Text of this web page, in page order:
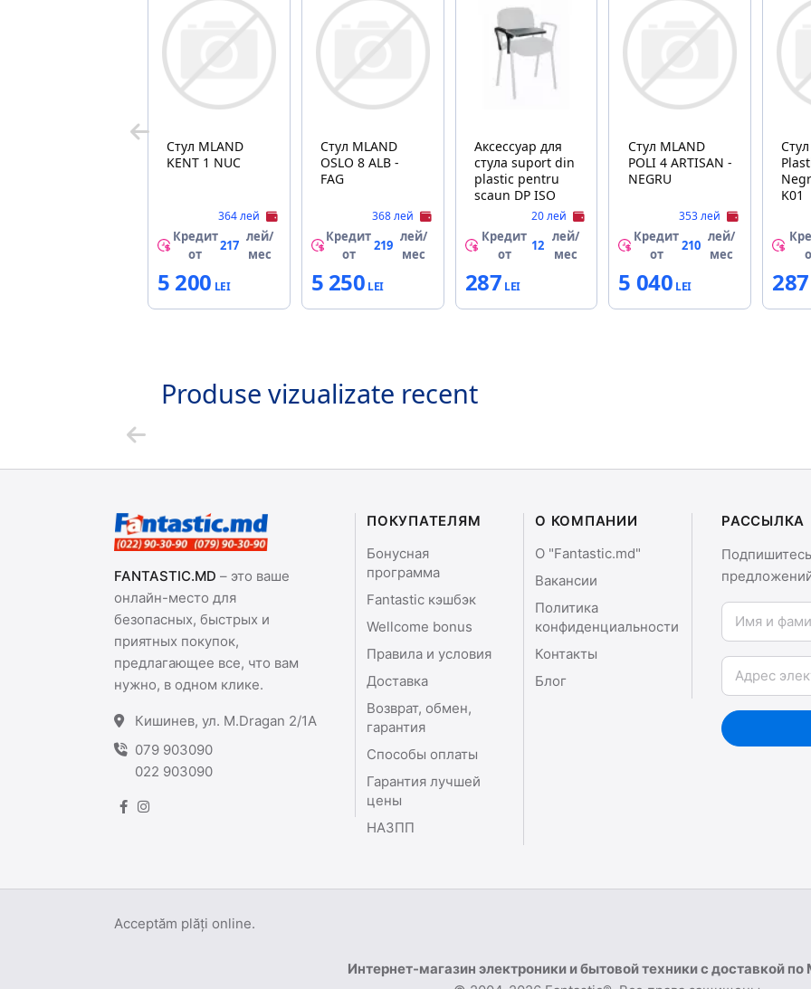
Стул MLAND
KENT 1 NUC
364 лей
Кредит
от
217
лей/
мес
5 200
Стул MLAND
OSLO 8 ALB -
FAG
368 лей
Кредит
от
219
лей/
мес
5 250
Аксессуар для
стула suport din
plastic pentru
scaun DP ISO
20 лей
Кредит
от
12
лей/
мес
287
Стул MLAND
POLI 4 ARTISAN -
NEGRU
353 лей
Кредит
от
210
лей/
мес
5 040
K01
287
Produse vizualizate recent
FANTASTIC.MD – это ваше
онлайн-место для
безопасных, быстрых и
приятных покупок,
предлагающее все, что вам
нужно, в одном клике.
Кишинев, ул. M.Dragan 2/1A
079 903090
022 903090
ПОКУПАТЕЛЯМ
Бонусная
программа
Fantastic кэшбэк
Wellcome bonus
Правила и условия
Доставка
Возврат, обмен,
гарантия
Способы оплаты
Гарантия лучшей
цены
НАЗПП
О КОМПАНИИ
О "Fantastic.md"
Вакансии
Политика
конфиденциальности
Контакты
Блог
РАССЫЛКА
Имя и фамилия
Email
Acceptăm plăți online.
Интернет-магазин электроники и бытовой техники с доставкой